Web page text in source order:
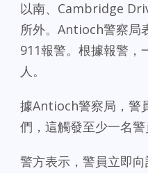
以南、Cambridge
所外。Antioch警察局
911報警。根據報警，
人。
據Antioch警察局，警
們，這觸發至少一名警
警方表示，警員立即